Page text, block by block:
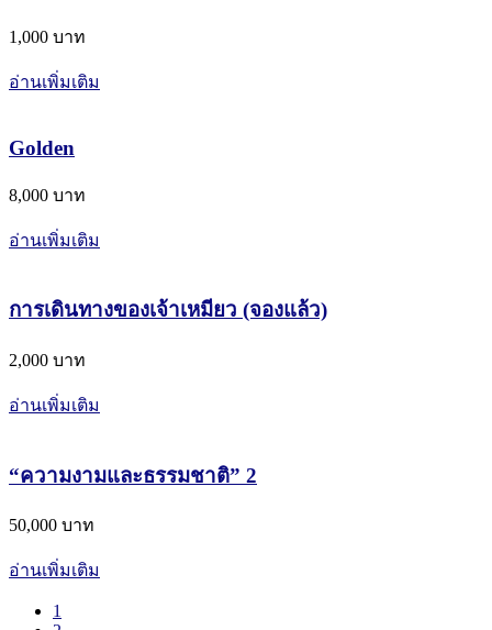
1,000 บาท
อ่านเพิ่มเติม
Golden
8,000 บาท
อ่านเพิ่มเติม
​การเดินทางของเจ้าเหมียว (จองแล้ว)
2,000 บาท
อ่านเพิ่มเติม
“ความงามและธรรมชาติ” 2
50,000 บาท
อ่านเพิ่มเติม
1